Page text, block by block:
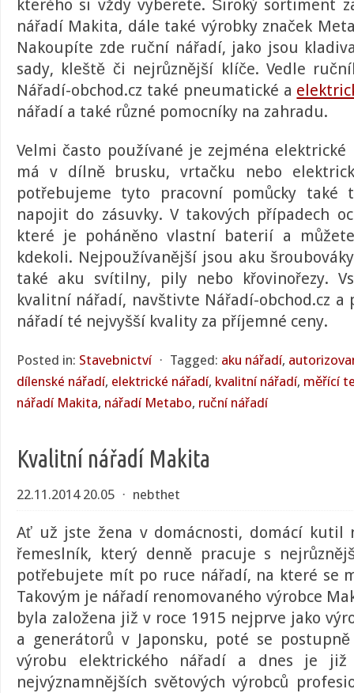
kterého si vždy vyberete. Široký sortiment
nářadí Makita, dále také výrobky značek
Nakoupíte zde ruční nářadí, jako jsou
sady, kleště či nejrůznější klíče. Vedle
Nářadí-obchod.cz také pneumatické a
nářadí a také různé pomocníky na zahradu.
Velmi často používané je zejména elektrické
má v dílně brusku, vrtačku nebo
potřebujeme tyto pracovní pomůcky také
napojit do zásuvky. V takových případech
které je poháněno vlastní baterií a
kdekoli. Nejpoužívanější jsou aku
také aku svítilny, pily nebo křovinořezy.
kvalitní nářadí, navštivte Nářadí-obchod.cz a
nářadí té nejvyšší kvality za příjemné ceny.
Posted in: Stavebnictví ⋅ Tagged: aku nářadí,
dílenské nářadí, elektrické nářadí, kvalitní nářadí, měřící
nářadí Makita, nářadí Metabo, ruční nářadí
Kvalitní nářadí Makita
22.11.2014 20.05 ⋅ nebthet
Ať už jste žena v domácnosti, domácí kutil
řemeslník, který denně pracuje s
potřebujete mít po ruce nářadí, na které se
Takovým je nářadí renomovaného výrobce
byla založena již v roce 1915 nejprve jako
a generátorů v Japonsku, poté se
výrobu elektrického nářadí a dnes je
nejvýznamnějších světových výrobců